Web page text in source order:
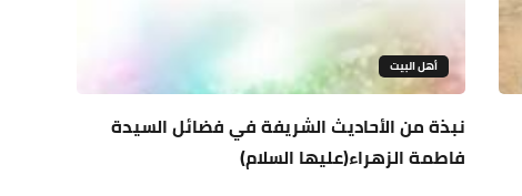
أهل البيت
نبذة من الأحاديث الشريفة في فضائل السيدة
فاطمة الزهراء(عليها السلام)